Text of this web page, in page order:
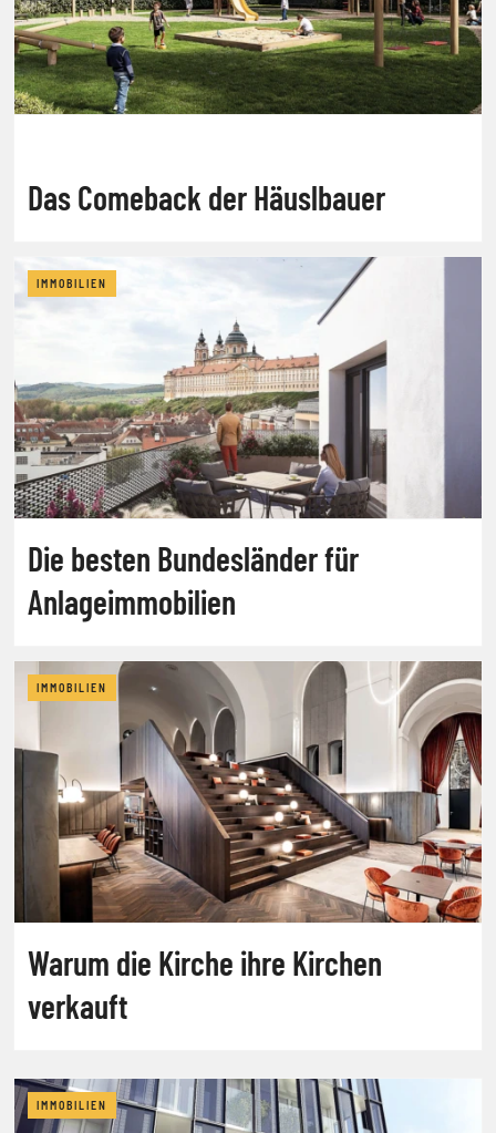
Das Comeback der Häuslbauer
IMMOBILIEN
Die besten Bundesländer für
Anlageimmobilien
IMMOBILIEN
Warum die Kirche ihre Kirchen
verkauft
IMMOBILIEN